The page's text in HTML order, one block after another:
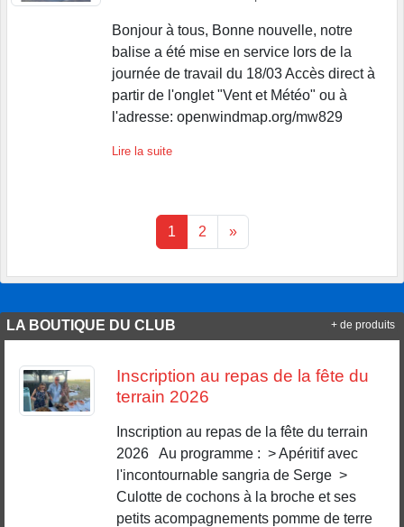
Bonjour à tous, Bonne nouvelle, notre
balise a été mise en service lors de la
journée de travail du 18/03 Accès direct à
partir de l'onglet "Vent et Météo" ou à
l'adresse: openwindmap.org/mw829
Lire la suite
1 2 »
LA BOUTIQUE DU CLUB
Inscription au repas de la fête du
terrain 2026
Inscription au repas de la fête du terrain
2026 Au programme : > Apéritif avec
l'incontournable sangria de Serge >
Culotte de cochons à la broche et ses
petits acompagnements pomme de terre
+ de produits